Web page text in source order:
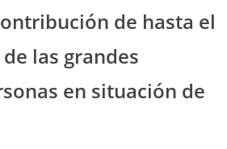
de hasta el
las grandes
en situación de